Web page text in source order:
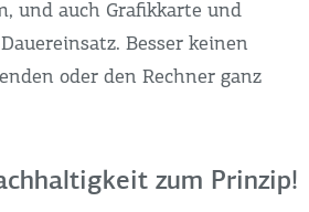
und auch Grafikkarte und
Besser keinen
oder den Rechner ganz
zum Prinzip!